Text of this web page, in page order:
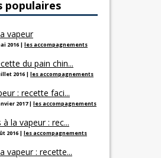
populaires
vapeur
2016 | les accompagnements
du pain chin...
2016 | les accompagnements
: recette faci...
2017| les accompagnements
la vapeur : rec...
2016 | les accompagnements
vapeur : recette...